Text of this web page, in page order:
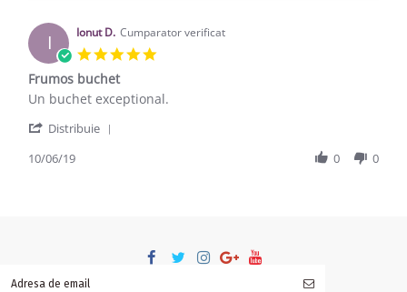
I Ionut D. Cumparator verificat
Frumos buchet
Review by Ionut D. on 10 Jun 2019
review stating Frumos buchet
Un buchet exceptional.
Distribuie
10/06/19 0 0